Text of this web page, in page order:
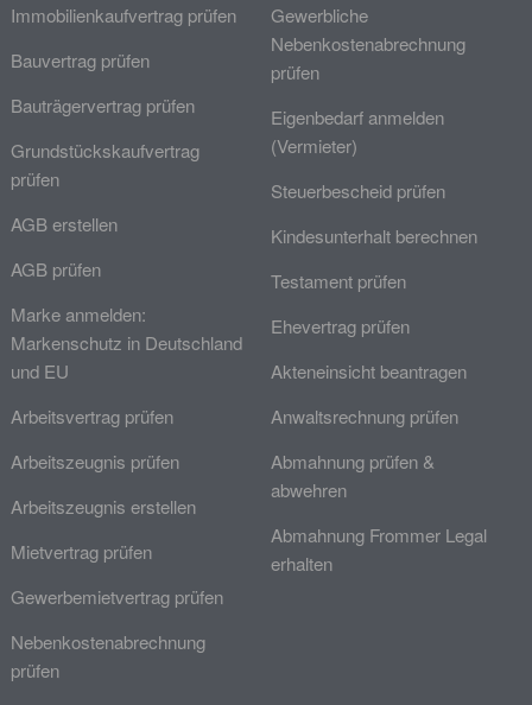
Immobilienkaufvertrag prüfen
Bauvertrag prüfen
Bauträgervertrag prüfen
Grundstückskaufvertrag
prüfen
AGB erstellen
AGB prüfen
Marke anmelden:
Markenschutz in Deutschland
und EU
Arbeitsvertrag prüfen
Arbeitszeugnis prüfen
Arbeitszeugnis erstellen
Mietvertrag prüfen
Gewerbemietvertrag prüfen
Nebenkostenabrechnung
prüfen
Gewerbliche
Nebenkostenabrechnung
prüfen
Eigenbedarf anmelden
(Vermieter)
Steuerbescheid prüfen
Kindesunterhalt berechnen
Testament prüfen
Ehevertrag prüfen
Akteneinsicht beantragen
Anwaltsrechnung prüfen
Abmahnung prüfen &
abwehren
Abmahnung Frommer Legal
erhalten